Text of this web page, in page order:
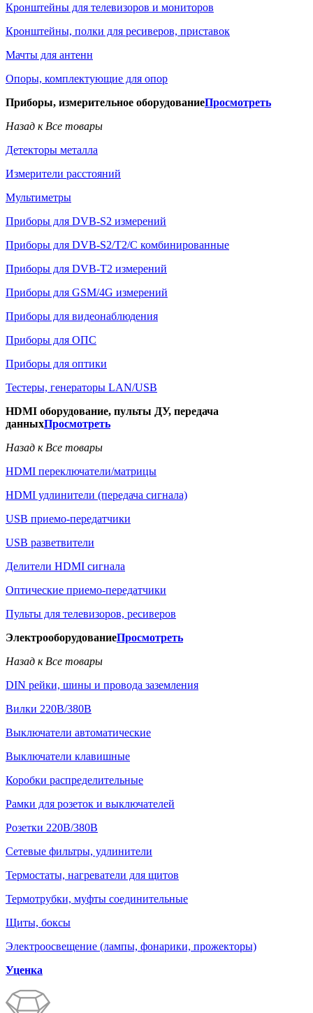
Кронштейны для телевизоров и мониторов
Кронштейны, полки для ресиверов, приставок
Мачты для антенн
Опоры, комплектующие для опор
Приборы, измерительное оборудованиеПросмотреть
Назад к Все товары
Детекторы металла
Измерители расстояний
Мультиметры
Приборы для DVB-S2 измерений
Приборы для DVB-S2/T2/C комбинированные
Приборы для DVB-T2 измерений
Приборы для GSM/4G измерений
Приборы для видеонаблюдения
Приборы для ОПС
Приборы для оптики
Тестеры, генераторы LAN/USB
HDMI оборудование, пульты ДУ, передача
данныхПросмотреть
Назад к Все товары
HDMI переключатели/матрицы
HDMI удлинители (передача сигнала)
USB приемо-передатчики
USB разветвители
Делители HDMI сигнала
Оптические приемо-передатчики
Пульты для телевизоров, ресиверов
ЭлектрооборудованиеПросмотреть
Назад к Все товары
DIN рейки, шины и провода заземления
Вилки 220В/380В
Выключатели автоматические
Выключатели клавишные
Коробки распределительные
Рамки для розеток и выключателей
Розетки 220В/380В
Сетевые фильтры, удлинители
Термостаты, нагреватели для щитов
Термотрубки, муфты соединительные
Щиты, боксы
Электроосвещение (лампы, фонарики, прожекторы)
Уценка